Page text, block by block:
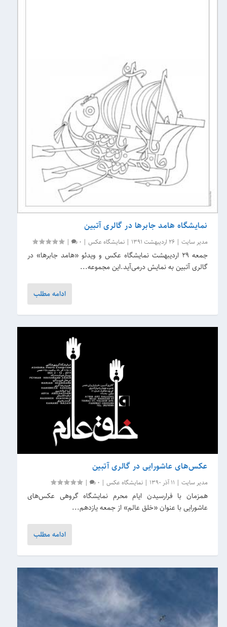
نمایشگاه هامد جابرها در گالری آتبین
مدیر سایت |26 اردیبهشت 1391 |نمایشگاه عکس |
0
|
جمعه ۲۹ اردیبهشت نمایشگاه عکس و ویدئو «هامد جابر‌ها» در
گالری آتبین به نمایش درمی‌آید.این مجموعه...
ادامه مطلب
عکس‌های عاشورایی در گالری آتبین
مدیر سایت | 11 آذر 1390 |نمایشگاه عکس |
0
|
همزمان با فرارسیدن ایام محرم نمایشگاه گروهی عکس‌های
عاشورایی با عنوان «خلق عالم» از جمعه یازدهم...
ادامه مطلب